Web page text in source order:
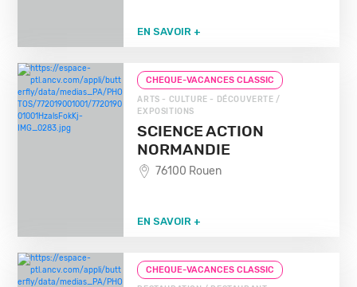
EN SAVOIR +
CHEQUE-VACANCES CLASSIC
ARTS - CULTURE - DÉCOUVERTE /
EXPOSITIONS
SCIENCE ACTION
NORMANDIE
76100 Rouen
EN SAVOIR +
CHEQUE-VACANCES CLASSIC